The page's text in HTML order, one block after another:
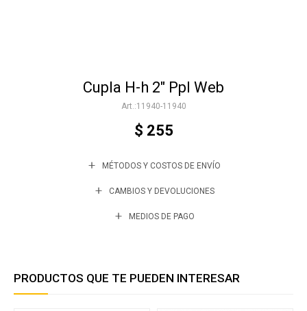
Cupla H-h 2" Ppl Web
11940-11940
$ 255
MÉTODOS Y COSTOS DE ENVÍO
CAMBIOS Y DEVOLUCIONES
MEDIOS DE PAGO
PRODUCTOS QUE TE PUEDEN INTERESAR